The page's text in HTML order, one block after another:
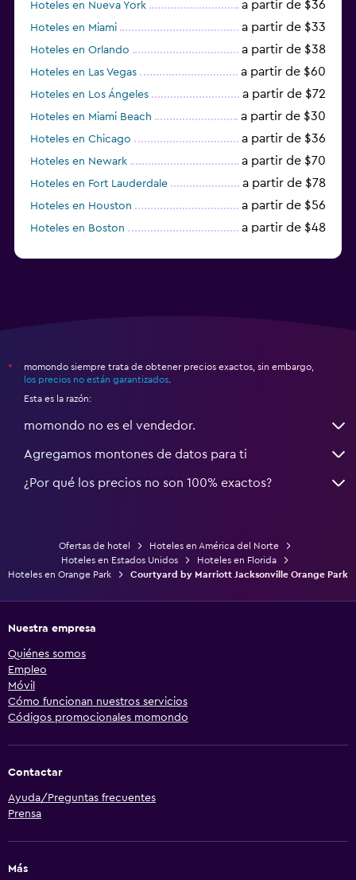
Hoteles en Nueva York a partir de $36
Hoteles en Miami a partir de $33
Hoteles en Orlando a partir de $38
Hoteles en Las Vegas a partir de $60
Hoteles en Los Ángeles a partir de $72
Hoteles en Miami Beach a partir de $30
Hoteles en Chicago a partir de $36
Hoteles en Newark a partir de $70
Hoteles en Fort Lauderdale a partir de $78
Hoteles en Houston a partir de $56
Hoteles en Boston a partir de $48
*
momondo siempre trata de obtener precios exactos, sin embargo,
los precios no están garantizados
Esta es la razón:
momondo no es el vendedor.
Agregamos montones de datos para ti
¿Por qué los precios no son 100% exactos?
Ofertas de hotel
Hoteles en América del Norte
Hoteles en Estados Unidos
Hoteles en Florida
Hoteles en Orange Park
Courtyard by Marriott Jacksonville Orange Park
Nuestra empresa
Quiénes somos
Empleo
Móvil
Cómo funcionan nuestros servicios
Códigos promocionales momondo
Contactar
Ayuda/Preguntas frecuentes
Prensa
Más